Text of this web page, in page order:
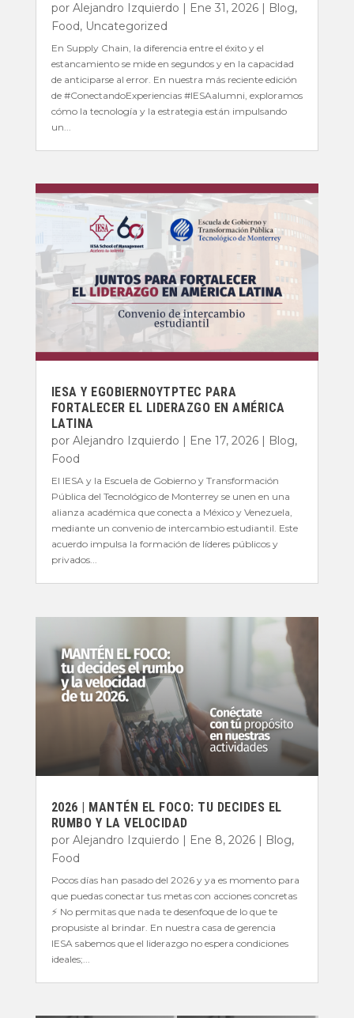
por Alejandro Izquierdo | Ene 31, 2026| Blog,
Food, Uncategorized
En Supply Chain, la diferencia entre el éxito y el
estancamiento se mide en segundos y en la capacidad
de anticiparse al error. En nuestra más reciente edición
de #ConectandoExperiencias #IESAalumni, exploramos
cómo la tecnología y la estrategia están impulsando
un...
IESA Y EGOBIERNOYTPTEC PARA
FORTALECER EL LIDERAZGO EN AMÉRICA
LATINA
por Alejandro Izquierdo Ene 17, 2026| Blog,
Food
El IESA y la Escuela de Gobierno y Transformación
Pública del Tecnológico de Monterrey se unen en una
alianza académica que conecta a México y Venezuela,
mediante un convenio de intercambio estudiantil. Este
acuerdo impulsa la formación de líderes públicos y
privados...
2026 | MANTÉN EL FOCO: TU DECIDES EL
RUMBO Y LA VELOCIDAD
por Alejandro Izquierdo | Ene 8, 2026| Blog,
Food
Pocos días han pasado del 2026 y ya es momento para
que puedas conectar tus metas con acciones concretas
⚡️ No permitas que nada te desenfoque de lo que te
propusiste al brindar. En nuestra casa de gerencia
IESA sabemos que el liderazgo no espera condiciones
ideales;...